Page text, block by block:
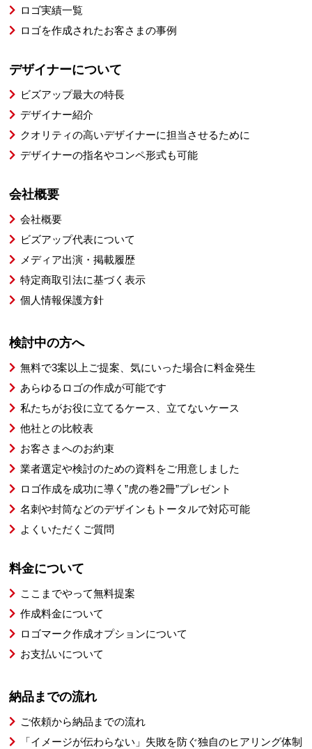
ロゴ実績一覧
ロゴを作成されたお客さまの事例
デザイナーについて
ビズアップ最大の特長
デザイナー紹介
クオリティの高いデザイナーに担当させるために
デザイナーの指名やコンペ形式も可能
会社概要
会社概要
ビズアップ代表について
メディア出演・掲載履歴
特定商取引法に基づく表示
個人情報保護方針
検討中の方へ
無料で3案以上ご提案、気にいった場合に料金発生
あらゆるロゴの作成が可能です
私たちがお役に立てるケース、立てないケース
他社との比較表
お客さまへのお約束
業者選定や検討のための資料をご用意しました
ロゴ作成を成功に導く”虎の巻2冊”プレゼント
名刺や封筒などのデザインもトータルで対応可能
よくいただくご質問
料金について
ここまでやって無料提案
作成料金について
ロゴマーク作成オプションについて
お支払いについて
納品までの流れ
ご依頼から納品までの流れ
「イメージが伝わらない」失敗を防ぐ独自のヒアリング体制